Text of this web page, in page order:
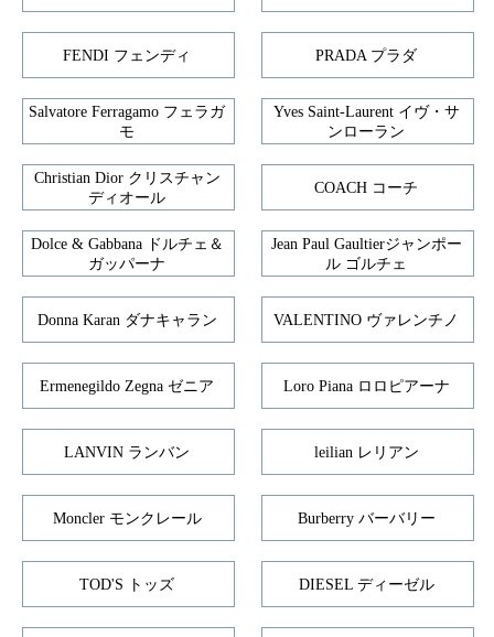
FENDI フェンディ PRADA プラダ
Salvatore Ferragamo フェラガ
モ
Yves Saint-Laurent イヴ・サ
ンローラン
Christian Dior クリスチャン
ディオール
COACH コーチ
Dolce & Gabbana ドルチェ＆
ガッパーナ
Jean Paul Gaultierジャンポー
ル ゴルチェ
Donna Karan ダナキャラン VALENTINO ヴァレンチノ
Ermenegildo Zegna ゼニア Loro Piana ロロピアーナ
LANVIN ランバン leilian レリアン
Moncler モンクレール Burberry バーバリー
TOD'S トッズ DIESEL ディーゼル